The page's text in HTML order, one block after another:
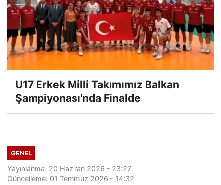
U17 Erkek Milli Takımımız Balkan
Şampiyonası'nda Finalde
GENEL
Yayınlanma: 20 Haziran 2026 - 23:27
Güncelleme: 01 Temmuz 2026 - 14:32